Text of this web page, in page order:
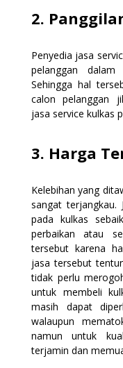
2.
Penyedia jasa
pelanggan
Sehingga hal
calon pelanggan
jasa service kulkas
3. Harga
Kelebihan yang
sangat terjangkau.
pada kulkas
perbaikan atau
tersebut karena
jasa tersebut
tidak perlu
untuk membeli
masih dapat
walaupun
namun untuk
terjamin dan